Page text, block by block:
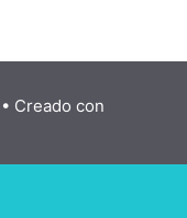
• Creado con